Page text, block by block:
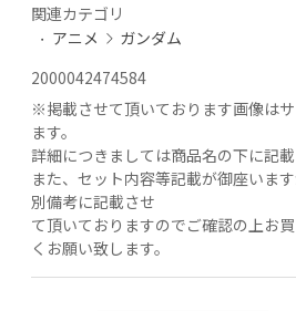
関連カテゴリ
アニメ
ガンダム
2000042474584
※掲載させて頂いております画像は
ます。
詳細につきましては商品名の下に記
また、セット内容等記載が御座いま
別備考に記載させ
て頂いておりますのでご確認の上お
くお願い致します。